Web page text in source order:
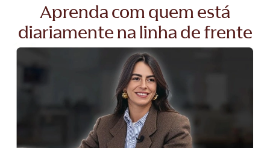
Aprenda com quem está
diariamente na linha de frente